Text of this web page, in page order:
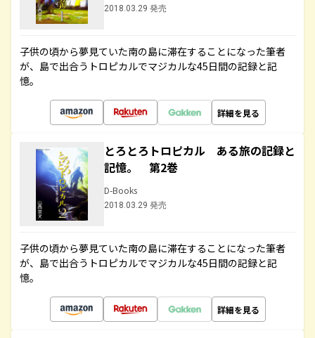
2018.03.29 発売
子供の頃から夢見ていた南の島に滞在することになった筆者
が、島で出合うトロピカルでマジカルな45日間の記録と記
憶。
詳細を見る
とろとろトロピカル ある旅の記録と
記憶。 第2巻
D-Books
2018.03.29 発売
子供の頃から夢見ていた南の島に滞在することになった筆者
が、島で出合うトロピカルでマジカルな45日間の記録と記
憶。
詳細を見る